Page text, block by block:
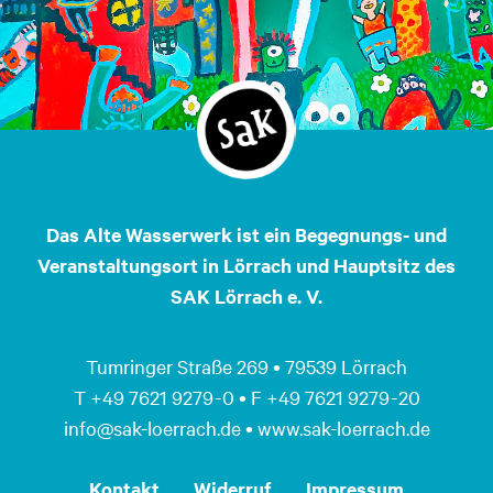
Das Alte Wasserwerk ist ein Begegnungs- und
Veranstaltungsort in Lörrach und Hauptsitz des
SAK Lörrach e. V.
Tumringer Straße 269 • 79539 Lörrach
T +49 7621 9279 - 0 • F +49 7621 9279 - 20
info@sak-loerrach.de • www.sak-loerrach.de